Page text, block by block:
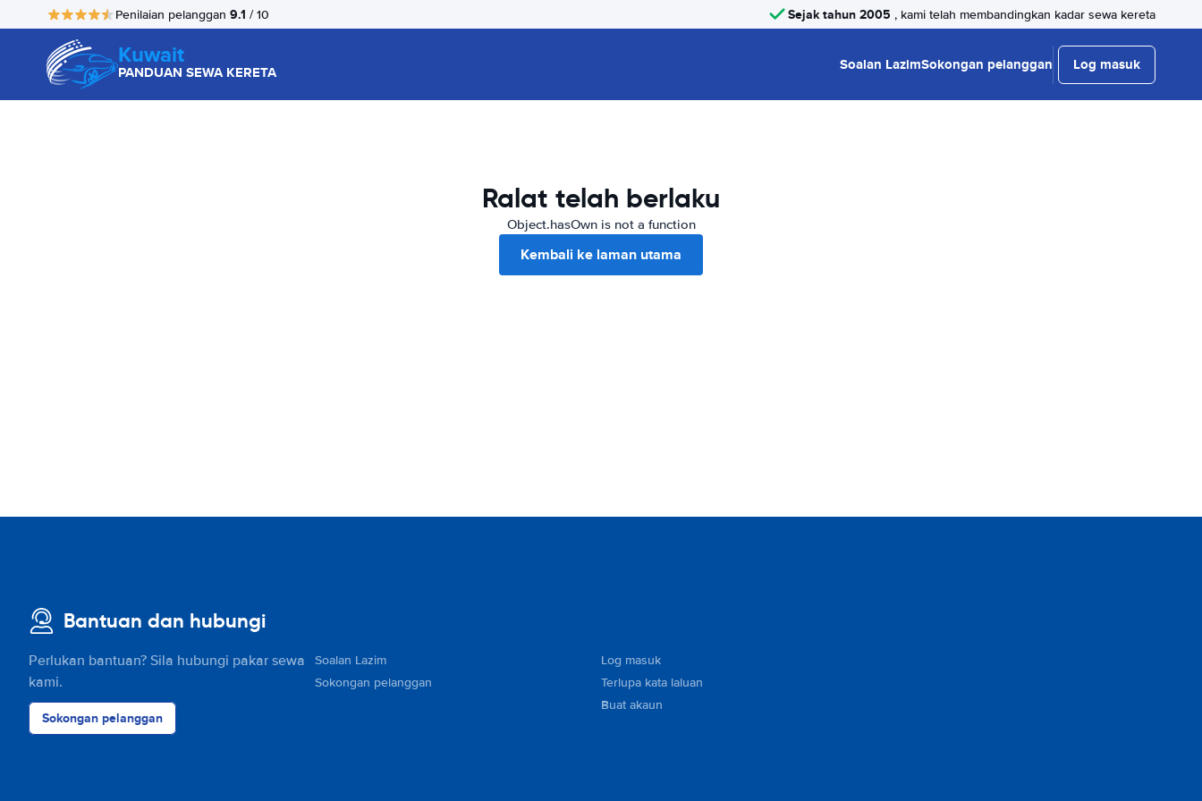
Penilaian pelanggan 9.1 / 10 Sejak tahun 2005 , kami telah membandingkan kadar sewa kereta
Kuwait
PANDUAN SEWA KERETA Soalan LazimSokongan pelanggan Log masuk
Ralat telah berlaku
Object.hasOwn is not a function
Kembali ke laman utama
Bantuan dan hubungi
Perlukan bantuan? Sila hubungi pakar sewa
kami.
Sokongan pelanggan
Soalan Lazim
Sokongan pelanggan
Log masuk
Terlupa kata laluan
Buat akaun